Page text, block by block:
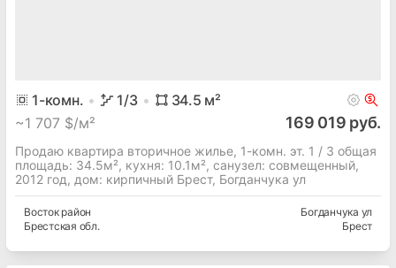
1-комн. 1/3 34.5 м²
~1 707 $/м² 169 019 руб.
Продаю квартира вторичное жилье, 1-комн. эт. 1 / 3 общая
площадь: 34.5м², кухня: 10.1м², cанузел: совмещенный,
2012 год, дом: кирпичный Брест, Богданчука ул
Востокрайон
Брестская обл.
Богданчука ул
Брест